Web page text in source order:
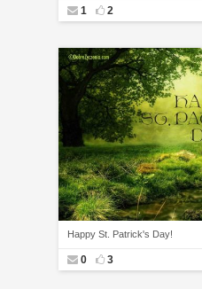
1 2
Happy St. Patrick's Day!
0 3